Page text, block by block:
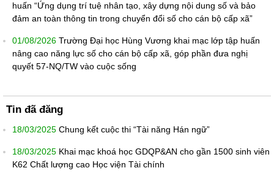
huấn “Ứng dụng trí tuệ nhân tạo, xây dựng nội dung số và bảo
đảm an toàn thông tin trong chuyển đổi số cho cán bộ cấp xã”
01/08/2026 Trường Đại học Hùng Vương khai mạc lớp tập huấn
nâng cao năng lực số cho cán bộ cấp xã, góp phần đưa nghị
quyết 57-NQ/TW vào cuộc sống
Tin đã đăng
18/03/2025 Chung kết cuộc thi “Tài năng Hán ngữ”
18/03/2025 Khai mạc khoá học GDQP&AN cho gần 1500 sinh viên
K62 Chất lượng cao Học viện Tài chính